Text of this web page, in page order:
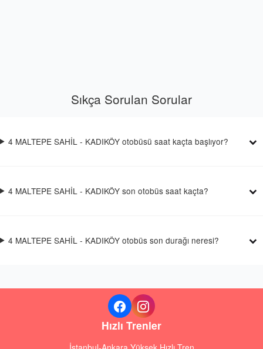
Sıkça Sorulan Sorular
4 MALTEPE SAHİL - KADIKÖY otobüsü saat kaçta başlıyor?
4 MALTEPE SAHİL - KADIKÖY son otobüs saat kaçta?
4 MALTEPE SAHİL - KADIKÖY otobüs son durağı neresi?
Hızlı Trenler